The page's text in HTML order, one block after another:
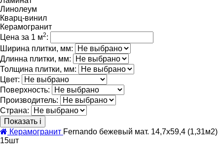
Линолеум
Кварц-винил
Керамогранит
Цена за 1 м2:
Ширина плитки, мм:
Длинна плитки, мм:
Толщина плитки, мм:
Цвет:
Поверхность:
Производитель:
Страна:
Показать i
Керамогранит Fernando бежевый мат. 14,7x59,4 (1,31м2)
15шт